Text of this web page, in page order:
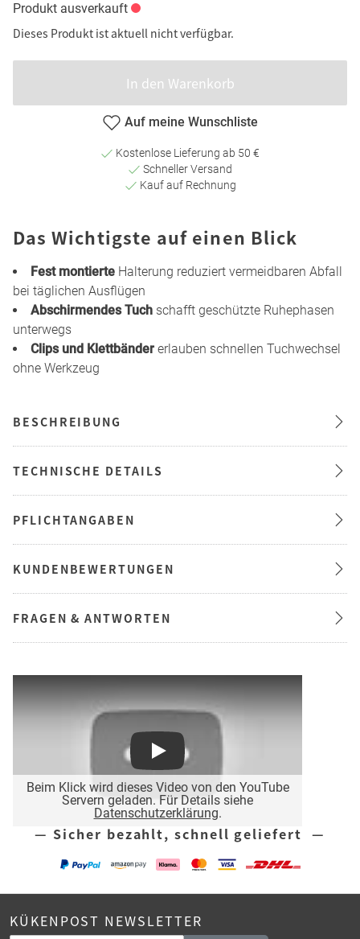
Produkt ausverkauft
Dieses Produkt ist aktuell nicht verfügbar.
In den Warenkorb
Auf meine Wunschliste
Kostenlose Lieferung ab 50 €
Schneller Versand
Kauf auf Rechnung
Das Wichtigste auf einen Blick
Fest montierte Halterung reduziert vermeidbaren Abfall
bei täglichen Ausflügen
Abschirmendes Tuch schafft geschützte Ruhephasen
unterwegs
Clips und Klettbänder erlauben schnellen Tuchwechsel
ohne Werkzeug
BESCHREIBUNG
TECHNISCHE DETAILS
PFLICHTANGABEN
KUNDENBEWERTUNGEN
FRAGEN & ANTWORTEN
Beim Klick wird dieses Video von den YouTube
Servern geladen. Für Details siehe
Datenschutzerklärung.
Play
— Sicher bezahlt, schnell geliefert —
KÜKENPOST NEWSLETTER